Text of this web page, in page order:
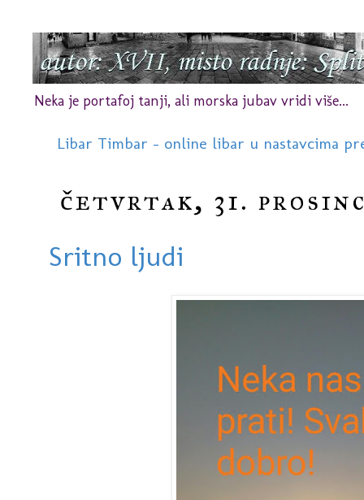
Neka je portafoj tanji, ali morska jubav vridi više...
Libar Timbar - online libar u nastavcima
četvrtak, 31.
Sritno ljudi